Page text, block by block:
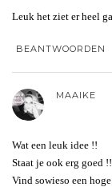
Leuk het ziet er heel
BEANTWOORDEN
MAAIKE
Wat een leuk idee !!
Staat je ook erg goed !!
Vind sowieso een